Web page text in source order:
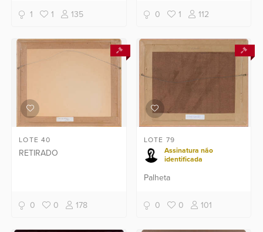
1
1 135
teatro e ballet.
0 1 112
LOTE 40
RETIRADO
0 0 178
LOTE 79
Assinatura não
identificada
Palheta
0 0 101